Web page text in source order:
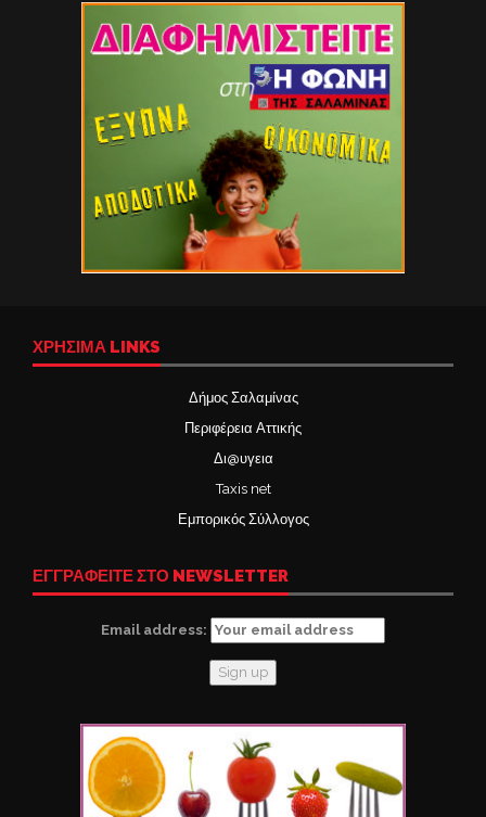
ΧΡΉΣΙΜΑ LINKS
Δήμος Σαλαμίνας
Περιφέρεια Αττικής
Δι@υγεια
Taxis net
Εμπορικός Σύλλογος
ΕΓΓΡΑΦΕΙΤΕ ΣΤΟ NEWSLETTER
Email address: